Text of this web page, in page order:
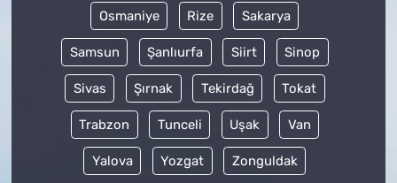
Osmaniye Rize Sakarya
Samsun Şanlıurfa Siirt Sinop
Sivas Şırnak Tekirdağ Tokat
Trabzon Tunceli Uşak Van
Yalova Yozgat Zonguldak